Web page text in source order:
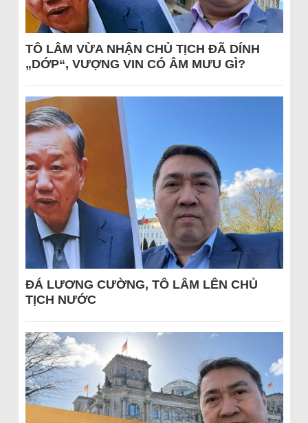
TÔ LÂM VỪA NHẬN CHỦ TỊCH ĐÃ DÍNH
„DỚP“, VƯỢNG VIN CÓ ÂM MƯU GÌ?
ĐÁ LƯƠNG CƯỜNG, TÔ LÂM LÊN CHỦ
TỊCH NƯỚC